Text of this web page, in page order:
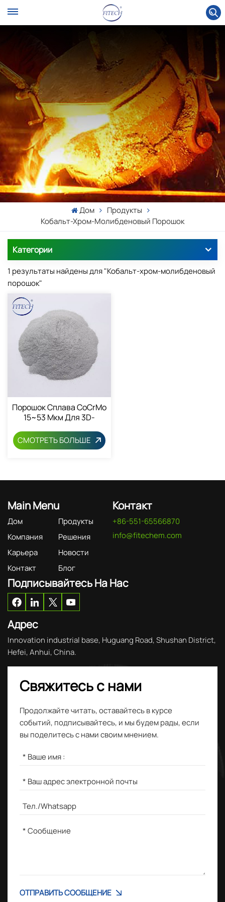
Дом
Продукты
Кобальт-Хром-Молибденовый Порошок
Категории
1 результаты найдены для "Кобальт-хром-молибденовый
порошок"
Порошок Сплава CoCrMo
15~53 Мкм Для 3D-
СМОТРЕТЬ БОЛЬШЕ
Main Menu
Дом
Продукты
Компания
Решения
Карьера
Новости
Контакт
Блог
Контакт
+86-551-65566870
info@fitechem.com
Подписывайтесь На Нас
Адрес
Innovation industrial base, Huguang Road, Shushan District,
Hefei, Anhui, China.
Свяжитесь с нами
Продолжайте читать, оставайтесь в курсе
событий, подписывайтесь, и мы будем рады, если
вы поделитесь с нами своим мнением.
ОТПРАВИТЬ СООБЩЕНИЕ